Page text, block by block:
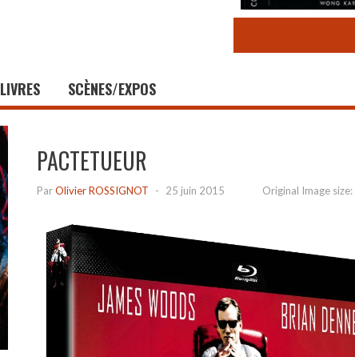
LIVRES SCÈNES/EXPOS
PACTETUEUR
ParOlivier ROSSIGNOT - 25 juin 2015 Original Image size: